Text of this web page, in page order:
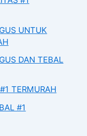
UNTUK
DAN TEBAL
TERMURAH
#1